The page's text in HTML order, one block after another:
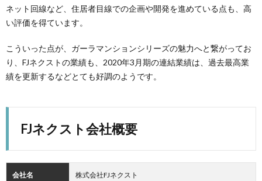
ネット回線など、住居者目線での企画や開発を進めている点も、高
い評価を得ています。
こういった点が、ガーラマンションシリーズの魅力へと繋がってお
り、FJネクストの業績も、2020年3月期の連結業績は、過去最高業
績を更新するなどとても好調のようです。
FJネクスト会社概要
会社名 株式会社FJネクスト